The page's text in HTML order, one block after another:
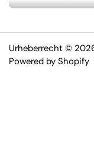
Urheberrecht ©
Powered by Shopify